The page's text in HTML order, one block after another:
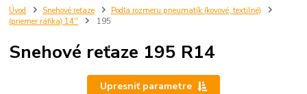
Úvod Snehové reťaze
Podľa rozmeru pneumatík (kovové, textilné)
(priemer ráfika) 14''
195
Snehové reťaze 195 R14
Upresniť parametre